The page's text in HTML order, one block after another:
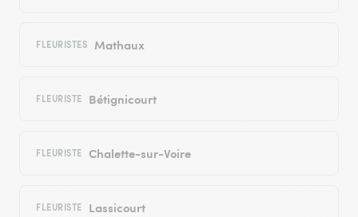
FLEURISTES Mathaux
FLEURISTE Bétignicourt
FLEURISTE Chalette-sur-Voire
FLEURISTE Lassicourt